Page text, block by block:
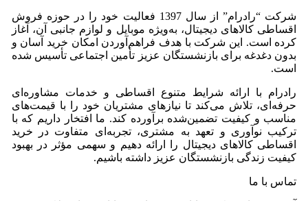
شرکت “رادرام” از سال 1397 فعالیت خود را در حوزه فروش
اقساطی کالاهای دیجیتال، به‌ویژه موبایل و لوازم جانبی آن، آغاز
کرده است. این شرکت با هدف فراهم‌آوردن امکان خرید آسان و
بدون دغدغه برای بازنشستگان عزیز تأمین اجتماعی تأسیس شده
است.
رادرام با ارائه شرایط متنوع اقساطی و خدمات مشاوره‌ای
حرفه‌ای، تلاش می‌کند تا نیازهای مشتریان خود را با قیمت‌های
مناسب و کیفیت تضمین‌شده برآورده کند. ما افتخار داریم که با
ترکیب نوآوری و تعهد به مشتری، تجربه‌ای متفاوت در خرید
اقساطی کالاهای دیجیتال را ارائه دهیم و سهمی مؤثر در بهبود
کیفیت زندگی بازنشستگان عزیز داشته باشیم.
تماس با ما